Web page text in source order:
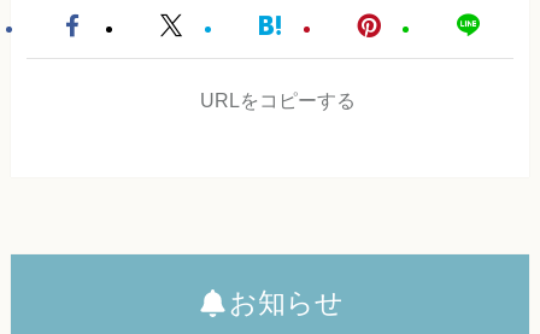
URLをコピーする
お知らせ